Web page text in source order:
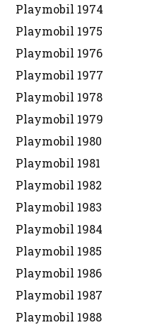
Playmobil 1974
Playmobil 1975
Playmobil 1976
Playmobil 1977
Playmobil 1978
Playmobil 1979
Playmobil 1980
Playmobil 1981
Playmobil 1982
Playmobil 1983
Playmobil 1984
Playmobil 1985
Playmobil 1986
Playmobil 1987
Playmobil 1988